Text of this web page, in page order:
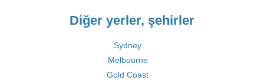
Diğer yerler, şehirler
Sydney
Melbourne
Gold Coast